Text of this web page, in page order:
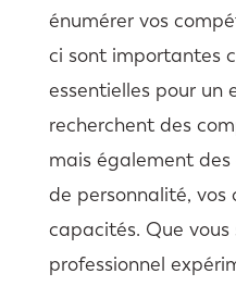
énumérer vos
ci sont importantes
essentielles pour un
recherchent des
mais également
de personnalité,
capacités. Que
professionnel